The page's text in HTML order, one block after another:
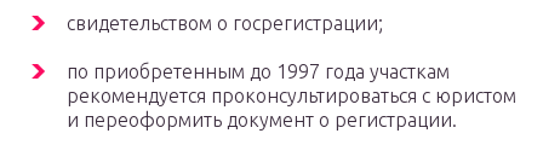
свидетельством о госрегистрации;
по приобретенным до 1997 года участкам
рекомендуется проконсультироваться с юристом
и переоформить документ о регистрации.